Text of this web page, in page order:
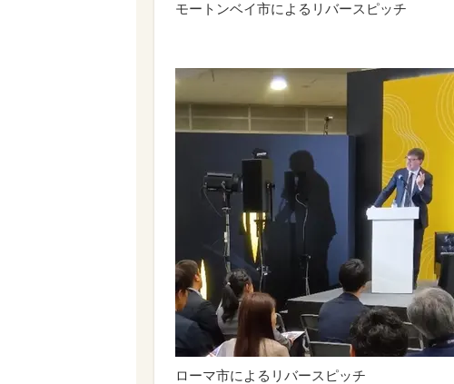
モートンベイ市によるリバースピッチ
ローマ市によるリバースピッチ